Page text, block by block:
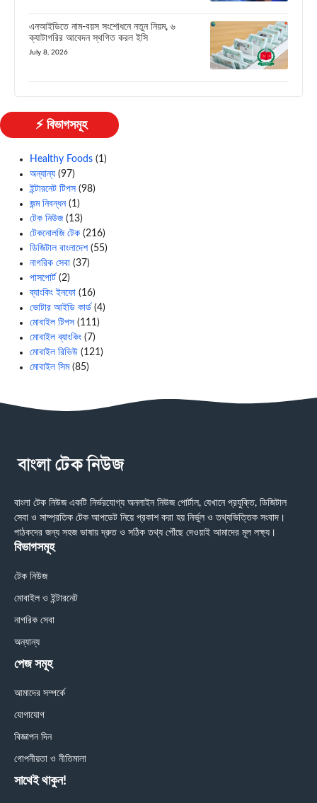
এনআইডিতে নাম-বয়স সংশোধনে নতুন নিয়ম, ৬
ক্যাটাগরির আবেদন স্থগিত করল ইসি
July 8, 2026
⚡ বিভাগসমূহ
Healthy Foods (1)
অন্যান্য (97)
ইন্টারনেট টিপস (98)
জন্ম নিবন্ধন(1)
টেক নিউজ(13)
টেকনোলজি টেক (216)
ডিজিটাল বাংলাদেশ(55)
নাগরিক সেবা (37)
পাসপোর্ট (2)
ব্যাংকিং ইনফো (16)
ভোটার আইডি কার্ড (4)
মোবাইল টিপস (111)
মোবাইল ব্যাংকিং (7)
মোবাইল রিভিউ (121)
মোবাইল সিম(85)
বাংলা টেক নিউজ একটি নির্ভরযোগ্য অনলাইন নিউজ পোর্টাল, যেখানে প্রযুক্তি, ডিজিটাল
সেবা ও সাম্প্রতিক টেক আপডেট নিয়ে প্রকাশ করা হয় নির্ভুল ও তথ্যভিত্তিক সংবাদ।
পাঠকদের জন্য সহজ ভাষায় দ্রুত ও সঠিক তথ্য পৌঁছে দেওয়াই আমাদের মূল লক্ষ্য।
বিভাগসমূহ
টেক নিউজ
মোবাইল ও ইন্টারনেট
নাগরিক সেবা
অন্যান্য
পেজ সমূহ
আমাদের সম্পর্কে
যোগাযোগ
বিজ্ঞাপন দিন
গোপনীয়তা ও নীতিমালা
সাথেই থাকুন!